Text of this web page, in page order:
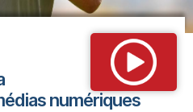
numériques